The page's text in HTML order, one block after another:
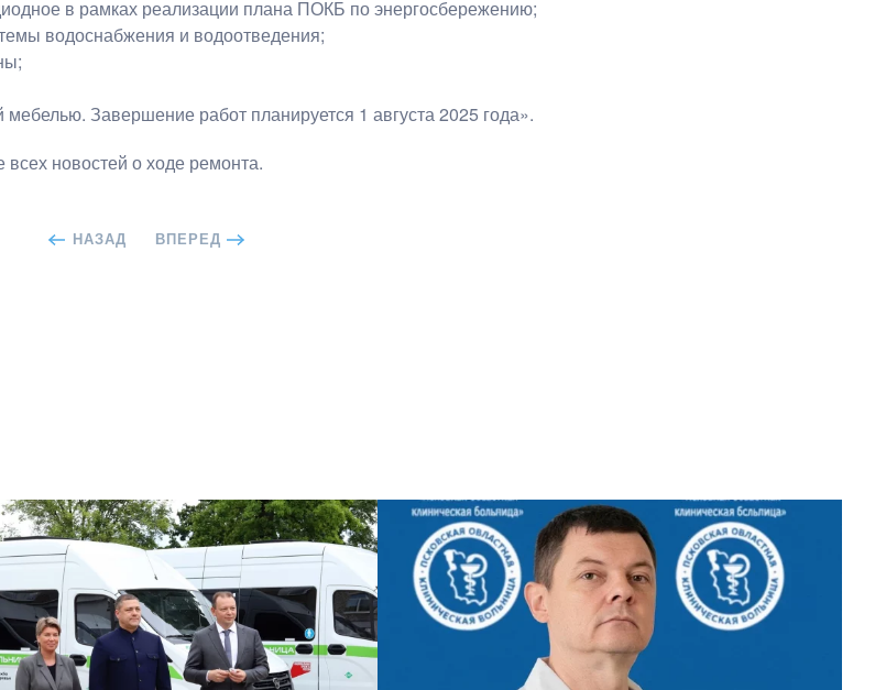
в рамках реализации плана ПОКБ по энергосбережению;
водоснабжения и водоотведения;
Завершение работ планируется 1 августа 2025 года».
новостей о ходе ремонта.
НАЗАД ВПЕРЕД